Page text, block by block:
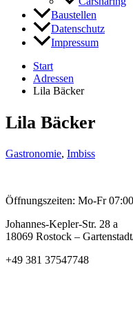
Baustellen
Datenschutz
Impressum
Start
Adressen
Lila Bäcker
Lila Bäcker
Gastronomie, Imbiss
Öffnungszeiten: Mo-Fr
Johannes-Kepler-Str. 28 a
18069 Rostock –
+49 381 37547748